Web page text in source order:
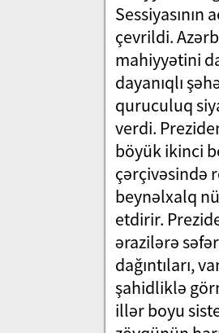
çevrildi.
mahiyyətini
dayanıqlı
quruculuq
verdi.
böyük ikinci
çərçivəsində
beynəlxalq
etdirir.
ərazilərə
dağıntıları,
şahidliklə
illər boyu